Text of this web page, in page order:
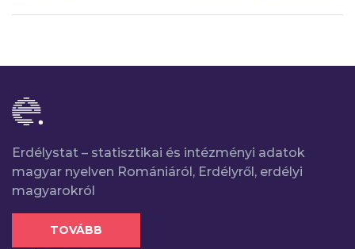
Erdélystat – statisztikai és intézményi adatok
magyar nyelven Romániáról, Erdélyről, erdélyi
magyarokról
TOVÁBB